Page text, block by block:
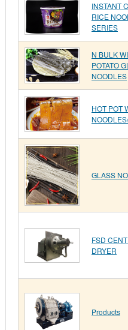
INSTANT
RICE
SERIES
N BULK
POTATO
NOODLES
HOT POT
GLASS
FSD
DRYER
Products